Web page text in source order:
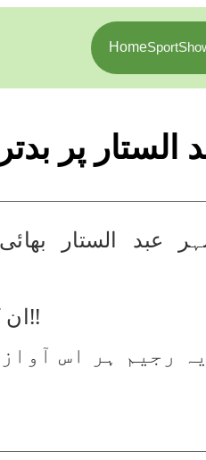
HomeSport
الستار پر
ان کی گرفتاری پر سب آواز اٹھائیں!!